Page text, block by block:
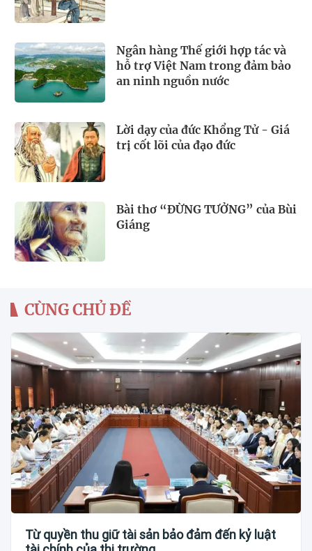
Ngân hàng Thế giới hợp tác và
hỗ trợ Việt Nam trong đảm bảo
an ninh nguồn nước
Lời dạy của đức Khổng Tử - Giá
trị cốt lõi của đạo đức
Bài thơ “ĐỪNG TƯỞNG” của Bùi
Giáng
CÙNG CHỦ ĐỀ
Từ quyền thu giữ tài sản bảo đảm đến kỷ luật